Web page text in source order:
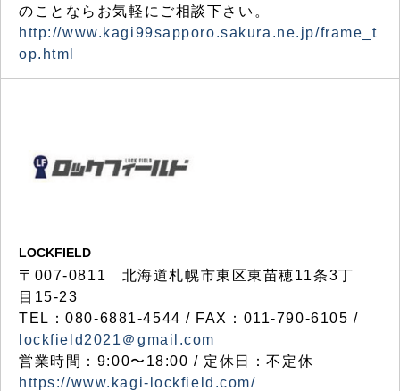
のことならお気軽にご相談下さい。
http://www.kagi99sapporo.sakura.ne.jp/frame_t
op.html
LOCKFIELD
〒007-0811 北海道札幌市東区東苗穂11条3丁
目15-23
TEL：080-6881-4544 / FAX：011-790-6105 /
lockfield2021＠gmail.com
営業時間：9:00〜18:00 / 定休日：不定休
https://www.kagi-lockfield.com/